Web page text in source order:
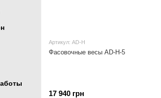
Артикул: AD-H
Фасовочные весы AD-H-5
17 940 грн